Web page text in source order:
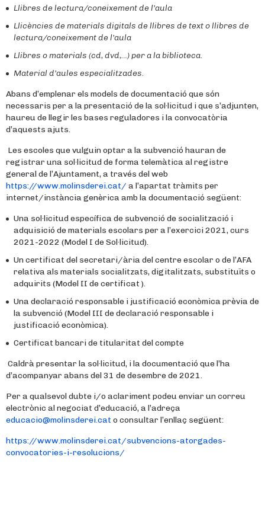
Llibres de lectura/coneixement de l’aula
Llicències de materials digitals de llibres de text o llibres de
lectura/coneixement de l’aula
Llibres o materials (cd, dvd,…) per a la biblioteca.
Material d’aules especialitzades.
Abans d’emplenar els models de documentació que són
necessaris per a la presentació de la sol·licitud i que s’adjunten,
haureu de llegir les bases reguladores i la convocatòria
d’aquests ajuts.
Les escoles que vulguin optar a la subvenció hauran de
registrar una sol·licitud de forma telemàtica al registre
general de l’Ajuntament, a través del web
https://www.molinsderei.cat/ a l’apartat tràmits per
internet/instància genèrica amb la documentació següent:
Una sol·licitud específica de subvenció de socialització i
adquisició de materials escolars per a l’exercici 2021, curs
2021-2022 (Model I de Sol·licitud).
Un certificat del secretari/ària del centre escolar o de l’AFA
relativa als materials socialitzats, digitalitzats, substituïts o
adquirits (Model II de certificat ).
Una declaració responsable i justificació econòmica prèvia de
la subvenció (Model III de declaració responsable i
justificació econòmica).
Certificat bancari de titularitat del compte
Caldrà presentar la sol·licitud, i la documentació que l’ha
d’acompanyar abans del 31 de desembre de 2021.
Per a qualsevol dubte i/o aclariment podeu enviar un correu
electrònic al negociat d’educació, a l’adreça
educacio@molinsderei.cat o consultar l’enllaç següent:
https://www.molinsderei.cat/subvencions-atorgades-
convocatories-i-resolucions/